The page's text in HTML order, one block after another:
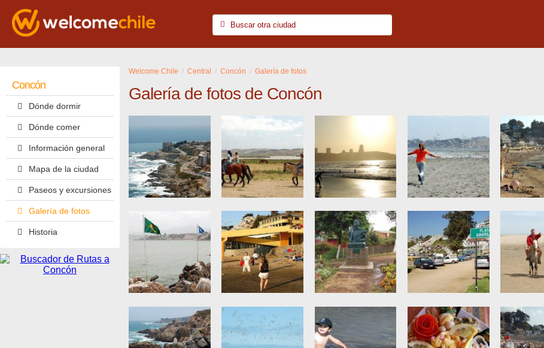
Concón
Dónde dormir
Dónde comer
Información general
Mapa de la ciudad
Paseos y excursiones
Galería de fotos
Historia
Welcome Chile Central Concón Galería de fotos
Galería de fotos de Concón